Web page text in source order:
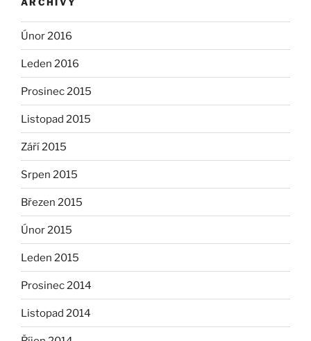
Únor 2016
Leden 2016
Prosinec 2015
Listopad 2015
Září 2015
Srpen 2015
Březen 2015
Únor 2015
Leden 2015
Prosinec 2014
Listopad 2014